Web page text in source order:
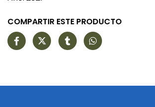
COMPARTIR ESTE PRODUCTO